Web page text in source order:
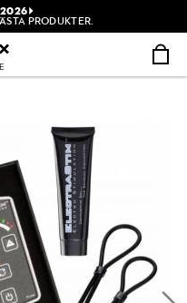
2026
PRODUKTER.